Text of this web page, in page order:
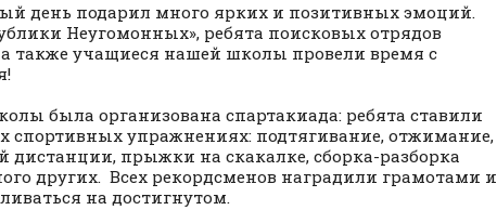
день подарил много ярких и позитивных эмоций.
Неугомонных», ребята поисковых отрядов
а также учащиеся нашей школы провели время с
была организована спартакиада: ребята ставили
спортивных упражнениях: подтягивание, отжимание,
дистанции, прыжки на скакалке, сборка-разборка
других. Всех рекордсменов наградили грамотами и
на достигнутом.